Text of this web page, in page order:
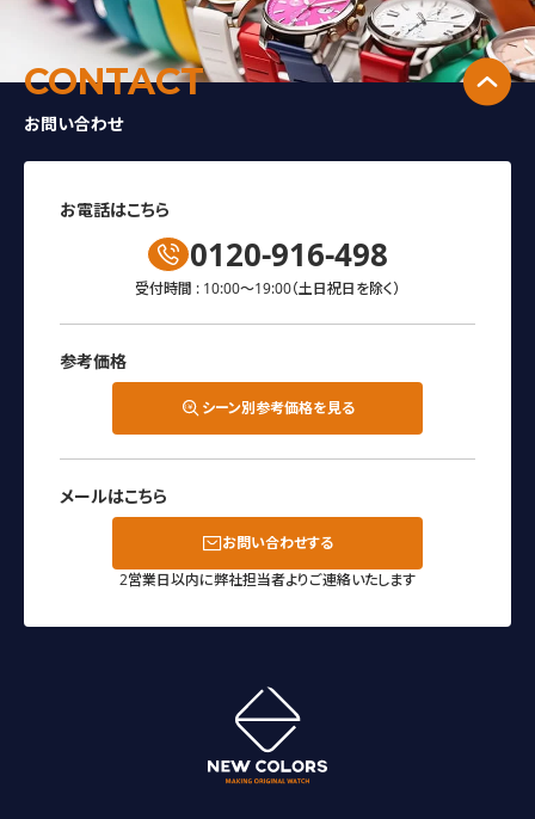
↑
CONTACT
お問い合わせ
お電話はこちら
0120-916-498
受付時間 : 10:00～19:00（土日祝日を除く）
参考価格
シーン別参考価格を見る
メールはこちら
お問い合わせする
2営業日以内に弊社担当者よりご連絡いたします